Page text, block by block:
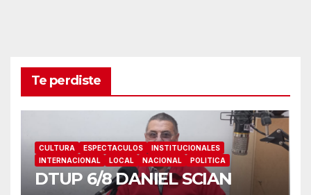
Te perdiste
CULTURA ESPECTACULOS
INSTITUCIONALES
INTERNACIONAL
LOCAL NACIONAL POLITICA
DTUP 6/8 DANIEL SCIAN